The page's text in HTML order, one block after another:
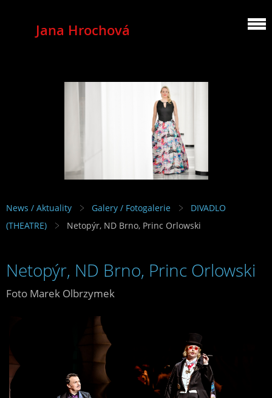
Jana Hrochová
MEZZOSOPRANO
News / Aktuality Galery / Fotogalerie
DIVADLO
(THEATRE)
Netopýr, ND Brno, Princ Orlowski
Netopýr, ND Brno, Princ Orlowski
Foto Marek Olbrzymek